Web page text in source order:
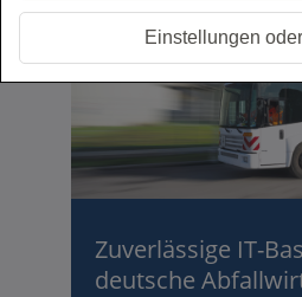
Einstellungen
Zuverlässige IT-
deutsche